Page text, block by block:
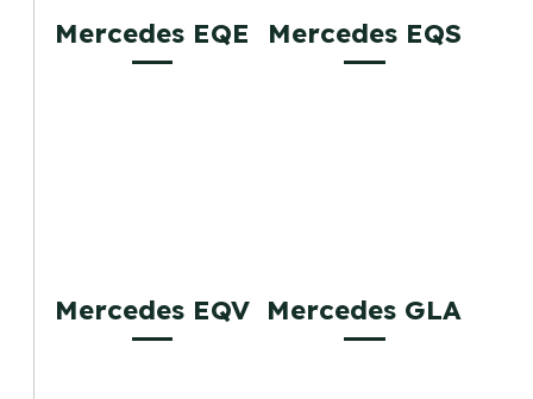
Mercedes EQE Mercedes EQS
Mercedes EQV Mercedes GLA